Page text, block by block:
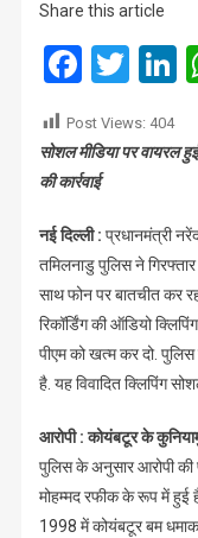
Share this article
Post Views: 404
सोशल मीडिया पर वायरल
की कार्रवाई
नई दिल्ली : प्रधानमंत्री
तमिलनाडु पुलिस ने
साथ फोन पर बातचीत कर
रिकॉर्डिंग की ऑडियो
पीएम को खत्म कर दो.
है. यह विवादित क्लिपिंग
आरोपी : कोयंबटूर के
पुलिस के अनुसार आरोपी की
मोहम्मद रफीक के रूप में
1998 में कोयंबटूर बम